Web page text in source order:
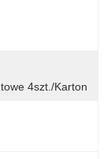
4szt./karton